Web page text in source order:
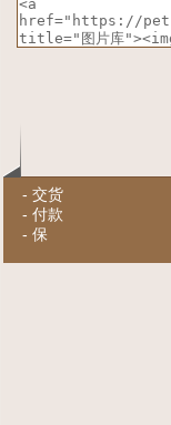
- 交货
- 付款
- 保